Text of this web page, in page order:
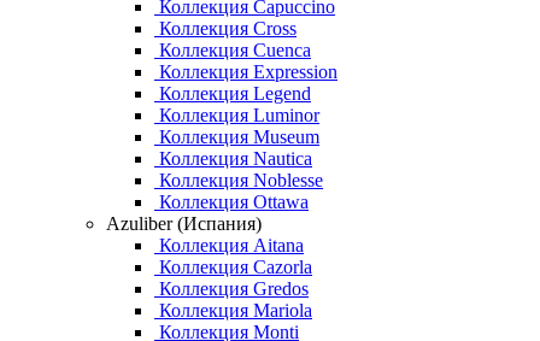
Коллекция Capuccino
Коллекция Cross
Коллекция Cuenca
Коллекция Expression
Коллекция Legend
Коллекция Luminor
Коллекция Museum
Коллекция Nautica
Коллекция Noblesse
Коллекция Ottawa
Azuliber (Испания)
Коллекция Aitana
Коллекция Cazorla
Коллекция Gredos
Коллекция Mariola
Коллекция Monti